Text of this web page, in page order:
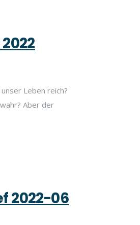
Leben reich?
Aber der
2022-06